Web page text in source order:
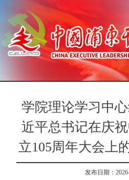
学院理论学习中
近平总书记在庆
立105周年大会上
发布日期：